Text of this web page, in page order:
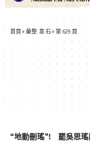
首頁 » 彙整: 韋 石» 第 629 頁
“地動刪瑤”! 罷吳思